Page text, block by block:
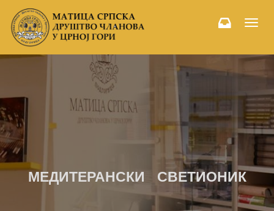
МЕДИТЕРАНСКИ СВЕТИОНИК